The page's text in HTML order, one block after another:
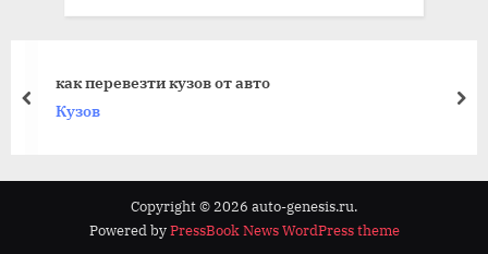
как перевезти кузов от авто
Кузов
prev
Copyright © 2026 auto-genesis.ru.
Powered byPressBook News WordPress theme